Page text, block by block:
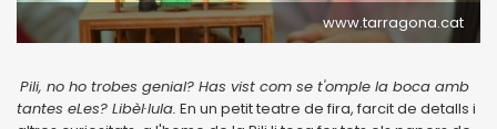
www.tarragona.cat
Pili, no ho trobes genial? Has vist com se t'omple la boca amb
tantes eLes? Libèl·lula. En un petit teatre de fira, farcit de detalls i